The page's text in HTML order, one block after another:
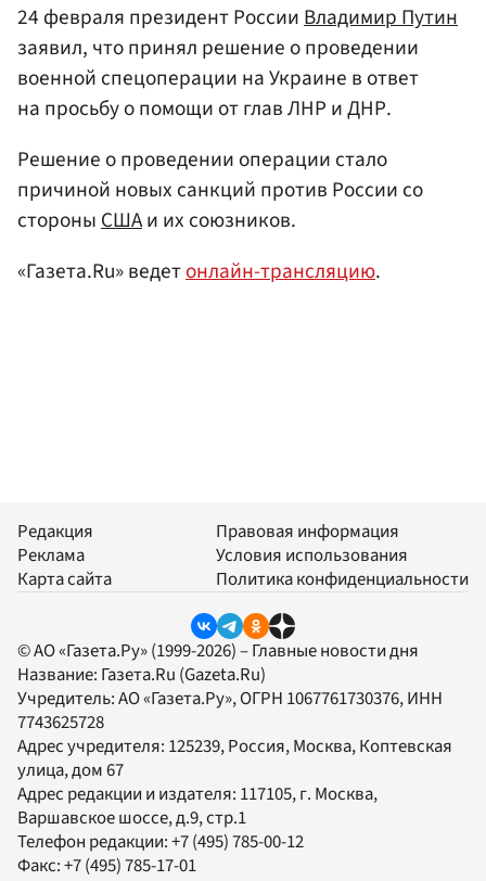
24 февраля президент РоссииВладимир Путин
заявил, что принял решение о проведении
военной спецоперации на Украине в ответ
на просьбу о помощи от глав ЛНР и ДНР.
Решение о проведении операции стало
причиной новых санкций против России со
стороныСШАи их союзников.
«Газета.Ru» ведетонлайн-трансляцию.
Редакция
Реклама
Карта сайта
Правовая информация
Условия использования
Политика конфиденциальности
© АО «Газета.Ру» (1999-2026) – Главные новости дня
Название: Газета.Ru (Gazeta.Ru)
Учредитель:АО «Газета.Ру», ОГРН 1067761730376, ИНН
7743625728
Адрес учредителя: 125239, Россия, Москва, Коптевская
улица, дом 67
Адрес редакции и издателя: 117105, г. Москва,
Варшавское шоссе, д.9, стр.1
Телефон редакции:+7 (495) 785-00-12
Факс:+7 (495) 785-17-01